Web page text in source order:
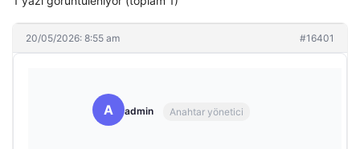
20/05/2026: 8:55 am #16401
A admin Anahtar yönetici